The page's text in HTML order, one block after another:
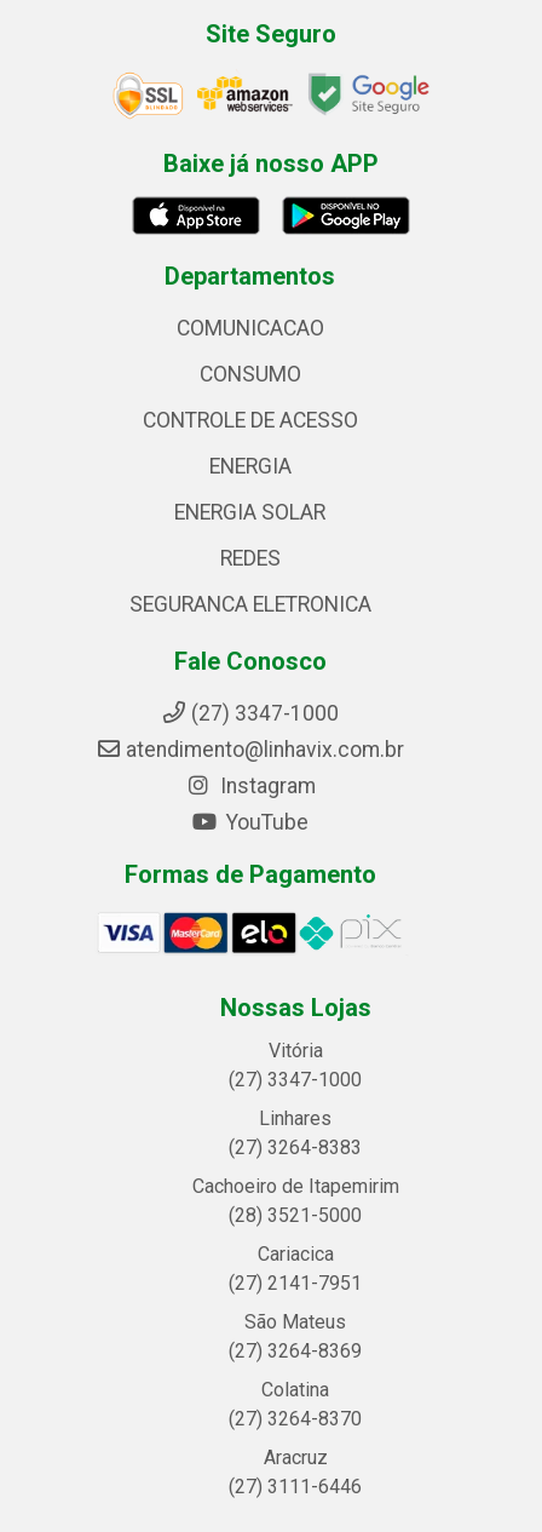
Site Seguro
Baixe já nosso APP
Departamentos
COMUNICACAO
CONSUMO
CONTROLE DE ACESSO
ENERGIA
ENERGIA SOLAR
REDES
SEGURANCA ELETRONICA
Fale Conosco
(27) 3347-1000
atendimento@linhavix.com.br
Instagram
YouTube
Formas de Pagamento
Nossas Lojas
Vitória
(27) 3347-1000
Linhares
(27) 3264-8383
Cachoeiro de Itapemirim
(28) 3521-5000
Cariacica
(27) 2141-7951
São Mateus
(27) 3264-8369
Colatina
(27) 3264-8370
Aracruz
(27) 3111-6446